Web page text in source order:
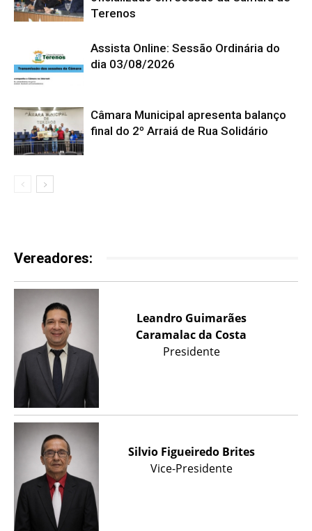
Terenos
Assista Online: Sessão Ordinária do
dia 03/08/2026
Câmara Municipal apresenta balanço
final do 2º Arraiá de Rua Solidário
Vereadores:
Leandro Guimarães
Caramalac da Costa
Presidente
Silvio Figueiredo Brites
Vice-Presidente